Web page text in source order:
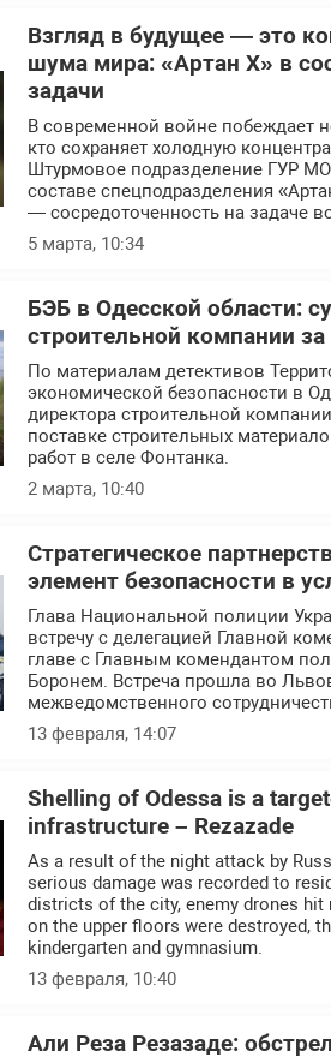
Взгляд в будущее — это
шума мира: «Артан Х» в
задачи
В современной войне побеждает
кто сохраняет холодную
Штурмовое подразделение ГУР
составе спецподразделения
— сосредоточенность на задаче
5 марта, 10:34
БЭБ в Одесской области:
строительной компании
По материалам детективов
экономической безопасности в
директора строительной
поставке строительных
работ в селе Фонтанка.
2 марта, 10:40
Стратегическое
элемент безопасности в
Глава Национальной полиции
встречу с делегацией Главной
главе с Главным комендантом
Боронем. Встреча прошла во
межведомственного
13 февраля, 14:07
Shelling of Odessa is a
infrastructure – Rezazade
As a result of the night attack by
serious damage was recorded to
districts of the city, enemy drones
on the upper floors were destroyed,
kindergarten and gymnasium.
13 февраля, 10:40
Али Реза Резазаде: